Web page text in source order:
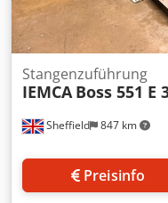
Sheffield 847 km
Stangenzuführung
IEMCA Boss 551 E
Preisinfo